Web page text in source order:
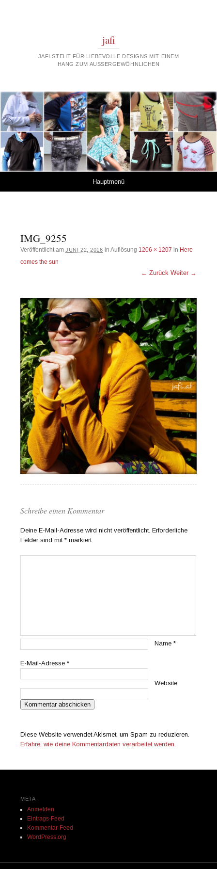
jafi
JAFI STEHT FÜR LIEBEVOLLE DESIGNS MIT EINEM
HANG ZUM AUSSERGEWÖHNLICHEN
Hauptmenü
IMG_9255
Veröffentlicht amJUNI 22, 2016 in Auflösung 1206 × 1207 in Here
comes the sun
← Zurück Weiter →
Schreibe einen Kommentar
Deine E-Mail-Adresse wird nicht veröffentlicht. Erforderliche
Felder sind mit* markiert
Name*
E-Mail-Adresse*
Website
Diese Website verwendet Akismet, um Spam zu reduzieren.
Erfahre, wie deine Kommentardaten verarbeitet werden.
META
Anmelden
Eintrags-Feed
Kommentar-Feed
WordPress.org